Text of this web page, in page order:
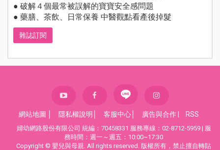
● 破解４個最常被誤解的寶寶安全感問題
● 藥膳、茶飲、日常保養 中醫觀點看產後掉髮
雜誌訂閱
網站地圖 隱私權說明 客服中心 廣告與合作 RSS
婦幼網路股份有限公司 統編：70458331 服務專線：02-8712-5959 | 服
務時間：週一～週五：10:00~17:30
Copyright © 嬰兒與母親. All rights reserved. 版權所有，禁止擅自轉貼